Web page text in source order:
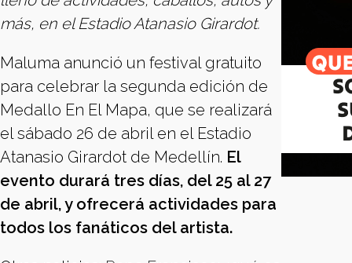
más, en el Estadio Atanasio Girardot.
Maluma anunció un festival gratuito
para celebrar la segunda edición de
Medallo En El Mapa, que se realizará
el sábado 26 de abril en el Estadio
Atanasio Girardot de Medellín. El
evento durará tres días, del 25 al 27
de abril, y ofrecerá actividades para
todos los fanáticos del artista.